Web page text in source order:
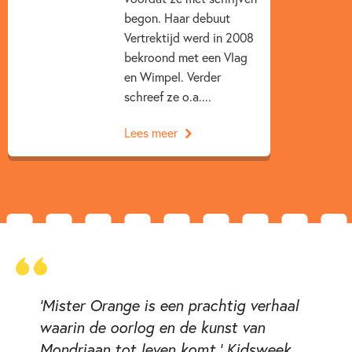
begon. Haar debuut
Vertrektijd werd in 2008
bekroond met een Vlag
en Wimpel. Verder
schreef ze o.a....
Lees meer
'Mister Orange is een prachtig verhaal
waarin de oorlog en de kunst van